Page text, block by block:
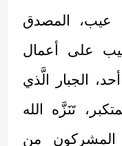
المصدق
على أعمال
الجبار الَّذي
تَنَزَّه الله
من